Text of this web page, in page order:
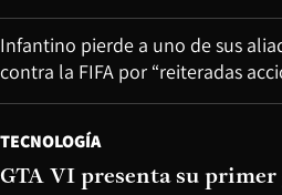
Infantino pierde a uno de sus
contra la FIFA por “reiteradas
TECNOLOGÍA
GTA VI presenta su